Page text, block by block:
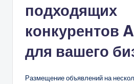
подходящих
конкурентов
для вашего
Размещение объявлений на